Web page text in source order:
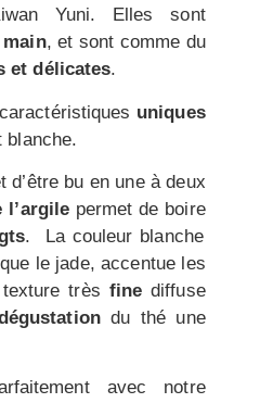
Yuni. Elles sont
, et sont comme du
et délicates.
uniques
blanche.
bu en une à deux
l’argile permet de boire
. La couleur blanche
que le jade, accentue les
très fine diffuse
du thé une
avec notre